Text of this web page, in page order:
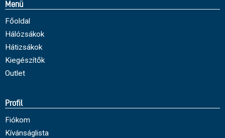
Menü
Főoldal
Hálózsákok
Hátizsákok
Kiegészítők
Outlet
Profil
Fiókom
Kívánságlista